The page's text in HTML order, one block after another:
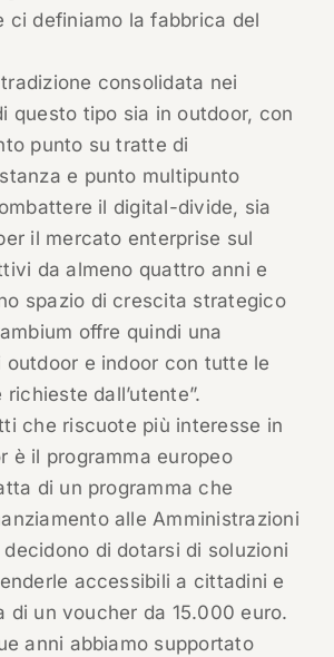
ci definiamo la fabbrica del
consolidata nei
questo tipo sia in outdoor, con
punto su tratte di
e punto multipunto
il digital-divide, sia
il mercato enterprise sul
da almeno quattro anni e
spazio di crescita strategico
offre quindi una
outdoor e indoor con tutte le
dall’utente”.
che riscuote più interesse in
è il programma europeo
di un programma che
alle Amministrazioni
di dotarsi di soluzioni
accessibili a cittadini e
di un voucher da 15.000 euro.
anni abbiamo supportato